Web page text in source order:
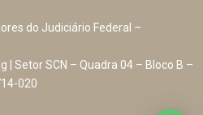
do Judiciário Federal –
| Setor SCN – Quadra 04 – Bloco B –
020